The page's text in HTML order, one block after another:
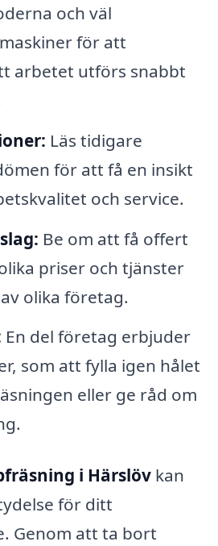
och väl
för att
arbetet utförs snabbt
Läs tidigare
för att få en insikt
och service.
Be om att få offert
priser och tjänster
olika företag.
En del företag erbjuder
som att fylla igen hålet
eller ge råd om
i Härslöv kan
för ditt
Genom att ta bort